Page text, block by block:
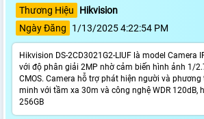
Thương Hiệu
Hikvision
Ngày Đăng
1/13/2025 4:22:54 PM
Hikvision DS-2CD3021G2-LIUF là model Camera
với độ phân giải 2MP nhờ cảm biến hình ảnh 1/
CMOS. Camera hỗ trợ phát hiện người và phương
minh với tầm xa 30m và công nghệ WDR 120dB,
256GB